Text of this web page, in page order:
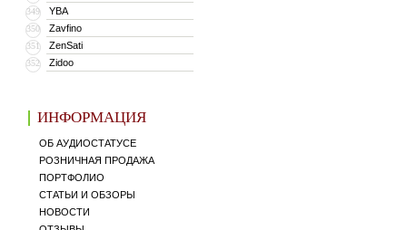
349 YBA
350 Zavfino
351 ZenSati
352 Zidoo
ИНФОРМАЦИЯ
ОБ АУДИОСТАТУСЕ
РОЗНИЧНАЯ ПРОДАЖА
ПОРТФОЛИО
СТАТЬИ И ОБЗОРЫ
НОВОСТИ